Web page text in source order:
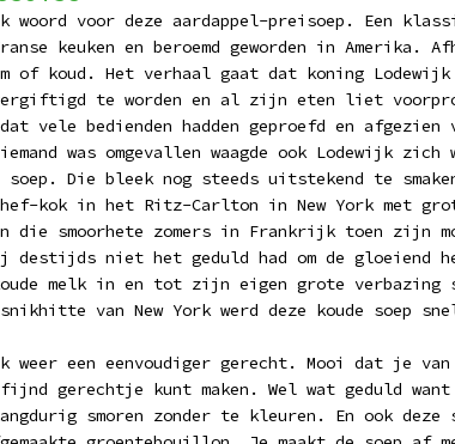
woord voor deze aardappel-preisoep. Een
keuken en beroemd geworden in Amerika.
of koud. Het verhaal gaat dat koning
te worden en al zijn eten liet
vele bedienden hadden geproefd en afgezien
was omgevallen waagde ook Lodewijk
soep. Die bleek nog steeds uitstekend te
kok in het Ritz-Carlton in New York met
die smoorhete zomers in Frankrijk toen zijn
destijds niet het geduld had om de gloeiend
melk in en tot zijn eigen grote verbazing
snikhitte van New York werd deze koude soep
weer een eenvoudiger gerecht. Mooi dat je
gerechtje kunt maken. Wel wat geduld
smoren zonder te kleuren. En ook